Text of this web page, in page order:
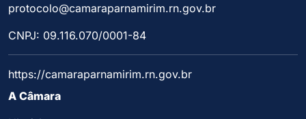
protocolo@camaraparnamirim.rn.gov.br
CNPJ: 09.116.070/0001-84
https://camaraparnamirim.rn.gov.br
A Câmara